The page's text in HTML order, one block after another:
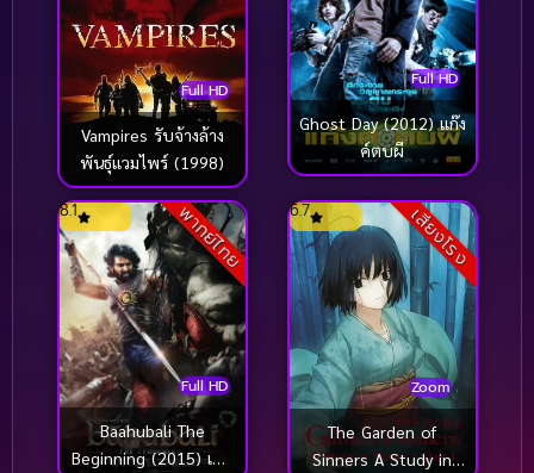
Full HD
Vampires รับจ้างล้าง
พันธุ์แวมไพร์ (1998)
Full HD
Ghost Day (2012) แก๊ง
ค์ตบผี
พากย์ไทย
Full HD
8.1
Baahubali The
Beginning (2015) เปิด
เสียงโรง
Zoom
6.7
The Garden of
Sinners A Study in